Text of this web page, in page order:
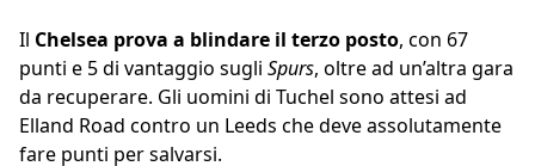
Il Chelsea prova a blindare il terzo posto, con 67
punti e 5 di vantaggio sugli Spurs, oltre ad un’altra gara
da recuperare. Gli uomini di Tuchel sono attesi ad
Elland Road contro un Leeds che deve assolutamente
fare punti per salvarsi.